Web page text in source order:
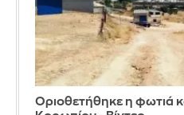
Οριοθετήθηκε η φωτιά